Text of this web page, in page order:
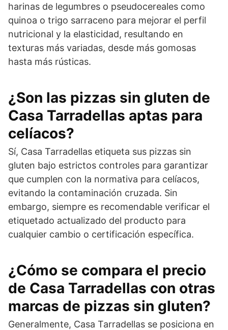
harinas de legumbres o pseudocereales como
quinoa o trigo sarraceno para mejorar el perfil
nutricional y la elasticidad, resultando en
texturas más variadas, desde más gomosas
hasta más rústicas.
¿Son las pizzas sin gluten de
Casa Tarradellas aptas para
celíacos?
Sí, Casa Tarradellas etiqueta sus pizzas sin
gluten bajo estrictos controles para garantizar
que cumplen con la normativa para celíacos,
evitando la contaminación cruzada. Sin
embargo, siempre es recomendable verificar el
etiquetado actualizado del producto para
cualquier cambio o certificación específica.
¿Cómo se compara el precio
de Casa Tarradellas con otras
marcas de pizzas sin gluten?
Generalmente, Casa Tarradellas se posiciona en